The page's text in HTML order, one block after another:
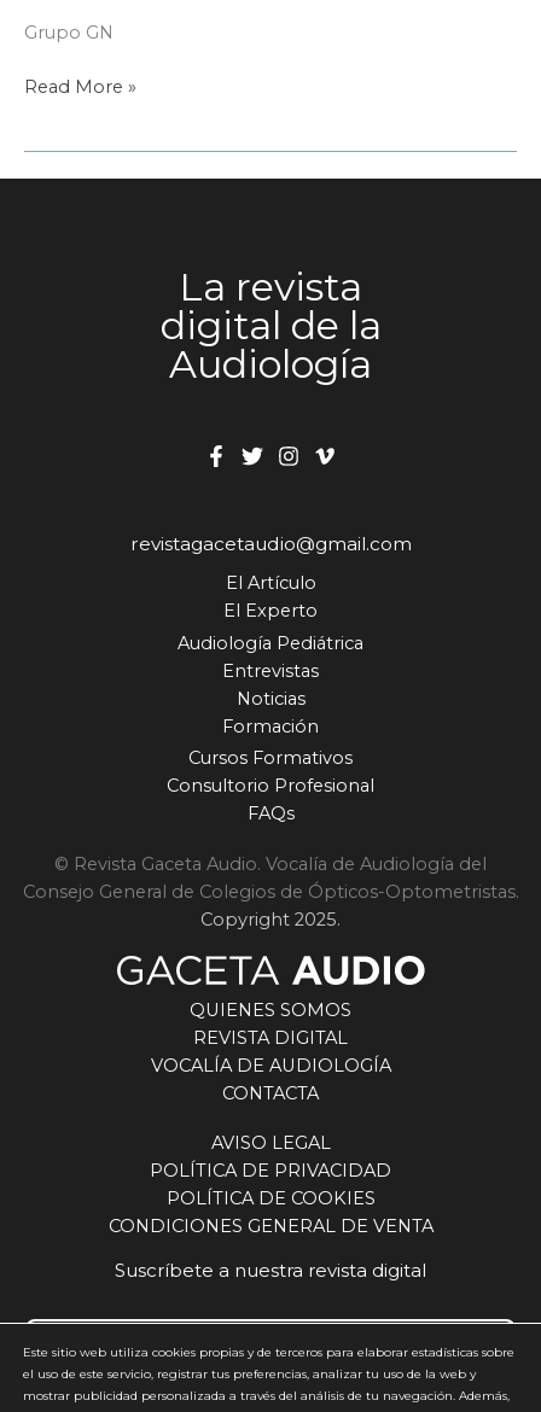
Grupo GN
Aniversario
Read More »
La revista
digital de la
Audiología
revistagacetaudio@gmail.com
El Artículo
El Experto
Audiología Pediátrica
Entrevistas
Noticias
Formación
Cursos Formativos
Consultorio Profesional
FAQs
© Revista Gaceta Audio. Vocalía de Audiología del
Consejo General de Colegios de Ópticos-Optometristas.
Copyright 2025.
QUIENES SOMOS
REVISTA DIGITAL
VOCALÍA DE AUDIOLOGÍA
CONTACTA
AVISO LEGAL
POLÍTICA DE PRIVACIDAD
POLÍTICA DE COOKIES
CONDICIONES GENERAL DE VENTA
Suscríbete a nuestra revista digital
Este sitio web utiliza cookies propias y de terceros para elaborar estadísticas sobre
el uso de este servicio, registrar tus preferencias, analizar tu uso de la web y
mostrar publicidad personalizada a través del análisis de tu navegación. Además,